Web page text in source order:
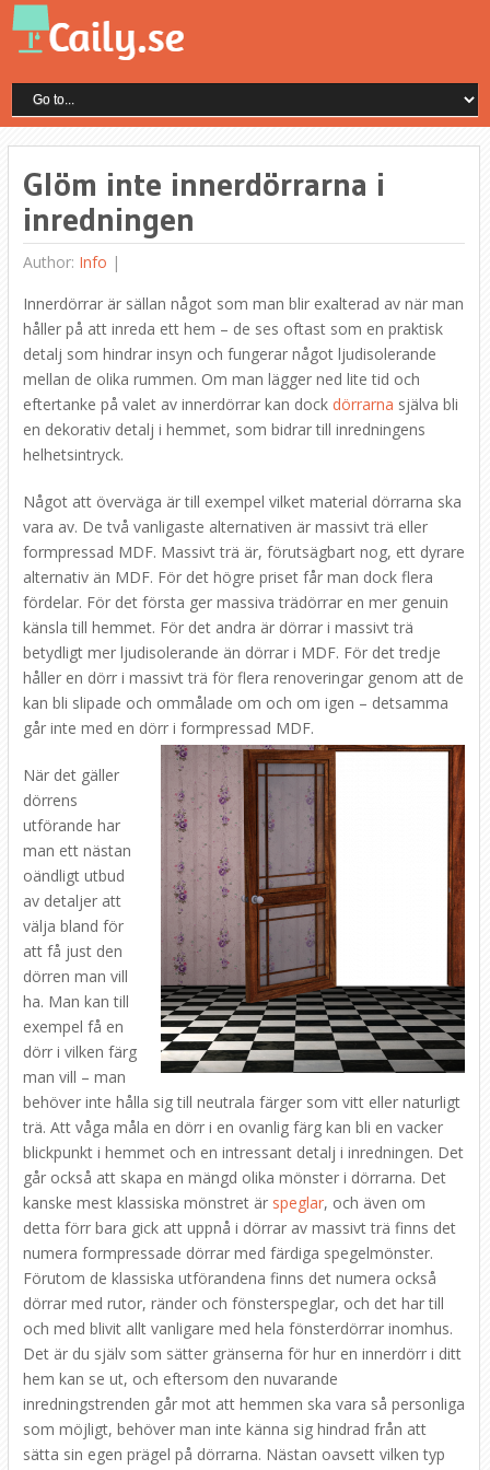
Glöm inte innerdörrarna i
inredningen
Author: Info |
Innerdörrar är sällan något som man blir exalterad av när man
håller på att inreda ett hem – de ses oftast som en praktisk
detalj som hindrar insyn och fungerar något ljudisolerande
mellan de olika rummen. Om man lägger ned lite tid och
eftertanke på valet av innerdörrar kan dock dörrarna själva bli
en dekorativ detalj i hemmet, som bidrar till inredningens
helhetsintryck.
Något att överväga är till exempel vilket material dörrarna ska
vara av. De två vanligaste alternativen är massivt trä eller
formpressad MDF. Massivt trä är, förutsägbart nog, ett dyrare
alternativ än MDF. För det högre priset får man dock flera
fördelar. För det första ger massiva trädörrar en mer genuin
känsla till hemmet. För det andra är dörrar i massivt trä
betydligt mer ljudisolerande än dörrar i MDF. För det tredje
håller en dörr i massivt trä för flera renoveringar genom att de
kan bli slipade och ommålade om och om igen – detsamma
går inte med en dörr i formpressad MDF.
När det gäller
dörrens
utförande har
man ett nästan
oändligt utbud
av detaljer att
välja bland för
att få just den
dörren man vill
ha. Man kan till
exempel få en
dörr i vilken färg
man vill – man
behöver inte hålla sig till neutrala färger som vitt eller naturligt
trä. Att våga måla en dörr i en ovanlig färg kan bli en vacker
blickpunkt i hemmet och en intressant detalj i inredningen. Det
går också att skapa en mängd olika mönster i dörrarna. Det
kanske mest klassiska mönstret är speglar, och även om
detta förr bara gick att uppnå i dörrar av massivt trä finns det
numera formpressade dörrar med färdiga spegelmönster.
Förutom de klassiska utförandena finns det numera också
dörrar med rutor, ränder och fönsterspeglar, och det har till
och med blivit allt vanligare med hela fönsterdörrar inomhus.
Det är du själv som sätter gränserna för hur en innerdörr i ditt
hem kan se ut, och eftersom den nuvarande
inredningstrenden går mot att hemmen ska vara så personliga
som möjligt, behöver man inte känna sig hindrad från att
sätta sin egen prägel på dörrarna. Nästan oavsett vilken typ